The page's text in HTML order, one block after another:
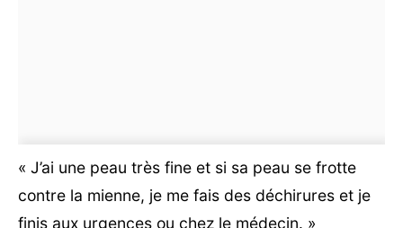
« J’ai une peau très fine et si sa peau se frotte
contre la mienne, je me fais des déchirures et je
finis aux urgences ou chez le médecin. »